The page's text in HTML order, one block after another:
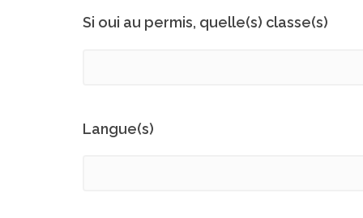
Si oui au permis, quelle(s) classe(s)
Langue(s)